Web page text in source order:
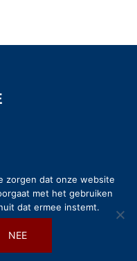
door
zorgen dat onze website
met het gebruiken
dat ermee instemt.
NEE